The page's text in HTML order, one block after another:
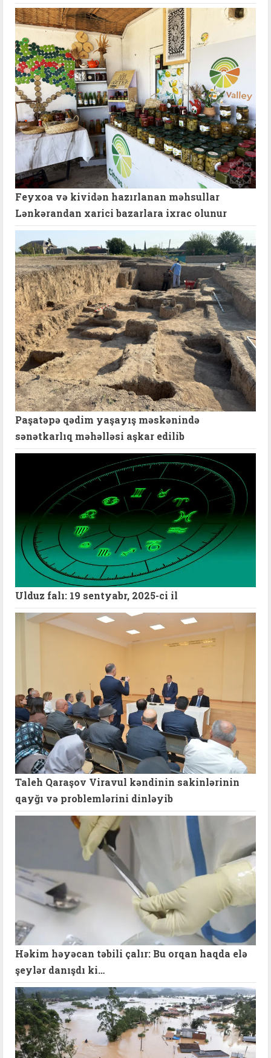
Feyxoa və kividən hazırlanan məhsullar
Lənkərandan xarici bazarlara ixrac olunur
Paşatəpə qədim yaşayış məskənində
sənətkarlıq məhəlləsi aşkar edilib
Ulduz falı: 19 sentyabr, 2025-ci il
Taleh Qaraşov Viravul kəndinin sakinlərinin
qayğı və problemlərini dinləyib
Həkim həyəcan təbili çalır: Bu orqan haqda elə
şeylər danışdı ki…